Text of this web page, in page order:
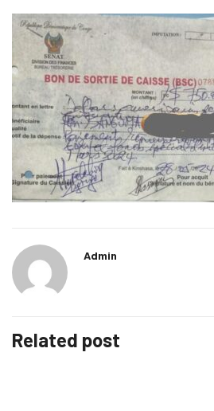
Admin
Related post